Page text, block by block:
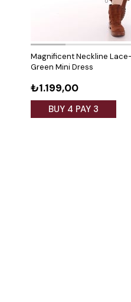
Magnificent Neckline
Green Mini Dress
₺1.199,00
BUY 4 PAY 3